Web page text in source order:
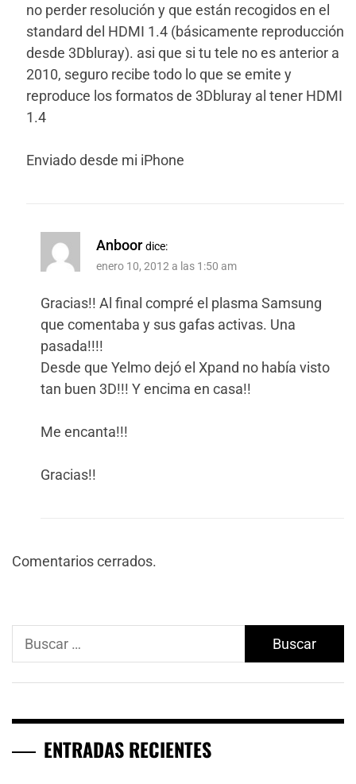
no perder resolución y que están recogidos en el
standard del HDMI 1.4 (básicamente reproducción
desde 3Dbluray). asi que si tu tele no es anterior a
2010, seguro recibe todo lo que se emite y
reproduce los formatos de 3Dbluray al tener HDMI
1.4
Enviado desde mi iPhone
Anboor dice:
enero 10, 2012 a las 1:50 am
Gracias!! Al final compré el plasma Samsung
que comentaba y sus gafas activas. Una
pasada!!!!
Desde que Yelmo dejó el Xpand no había visto
tan buen 3D!!! Y encima en casa!!
Me encanta!!!
Gracias!!
Comentarios cerrados.
Buscar:
ENTRADAS RECIENTES